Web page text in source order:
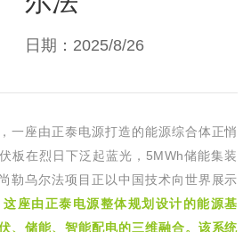
日期：2025/8/26
一座由正泰电源打造的能源综合体正悄
板在烈日下泛起蓝光， 5MWh储能集装
勒乌尔法项目正以中国技术向世界展示
这座由正泰电源整体规划设计的能源基
、储能、智能配电的三维融合。 该系统